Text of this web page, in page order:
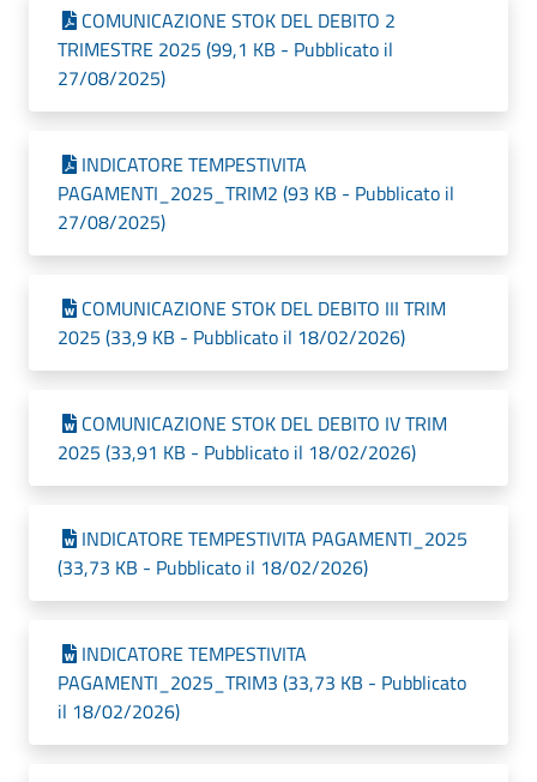
COMUNICAZIONE STOK DEL DEBITO 2
TRIMESTRE 2025 (99,1 KB - Pubblicato il
27/08/2025)
INDICATORE TEMPESTIVITA
PAGAMENTI_2025_TRIM2 (93 KB - Pubblicato il
27/08/2025)
COMUNICAZIONE STOK DEL DEBITO III TRIM
2025 (33,9 KB - Pubblicato il 18/02/2026)
COMUNICAZIONE STOK DEL DEBITO IV TRIM
2025 (33,91 KB - Pubblicato il 18/02/2026)
INDICATORE TEMPESTIVITA PAGAMENTI_2025
(33,73 KB - Pubblicato il 18/02/2026)
INDICATORE TEMPESTIVITA
PAGAMENTI_2025_TRIM3 (33,73 KB - Pubblicato
il 18/02/2026)